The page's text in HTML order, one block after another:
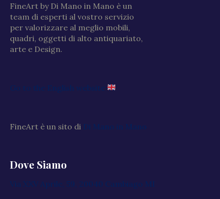
FineArt by Di Mano in Mano è un
team di esperti al vostro servizio
per valorizzare al meglio mobili,
quadri, oggetti di alto antiquariato,
arte e Design.
Go to the English website
FineArt è un sito di Di Mano in Mano
Dove Siamo
Via XXV Aprile, 59, 20040 Cambiago MI